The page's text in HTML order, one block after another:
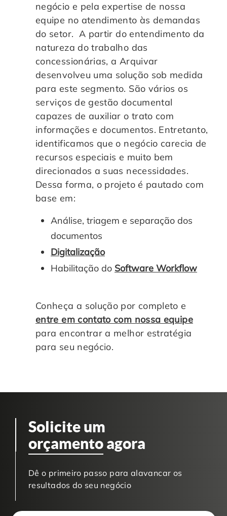
negócio e pela expertise de nossa
equipe no atendimento às demandas
do setor. A partir do entendimento da
natureza do trabalho das
concessionárias, a Arquivar
desenvolveu uma solução sob medida
para este segmento. São vários os
serviços de gestão documental
capazes de auxiliar o trato com
informações e documentos. Entretanto,
identificamos que o negócio carecia de
recursos especiais e muito bem
direcionados a suas necessidades.
Dessa forma, o projeto é pautado com
base em:
Análise, triagem e separação dos
documentos
Digitalização
Habilitação do Software Workflow
Conheça a solução por completo e
entre em contato com nossa equipe
para encontrar a melhor estratégia
para seu negócio.
Solicite um
orçamento agora
Dê o primeiro passo para alavancar os
resultados do seu negócio